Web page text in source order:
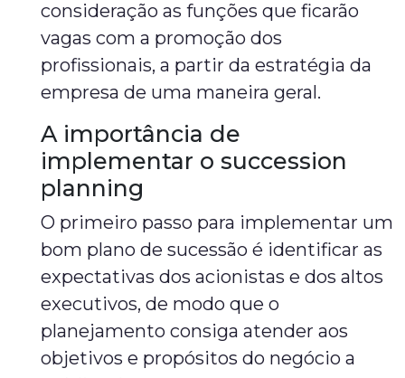
consideração as funções que ficarão
vagas com a promoção dos
profissionais, a partir da estratégia da
empresa de uma maneira geral.
A importância de
implementar o succession
planning
O primeiro passo para implementar um
bom plano de sucessão é identificar as
expectativas dos acionistas e dos altos
executivos, de modo que o
planejamento consiga atender aos
objetivos e propósitos do negócio a